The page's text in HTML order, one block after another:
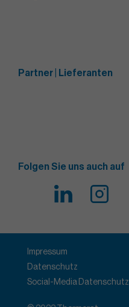
Partner | Lieferanten
Folgen Sie uns auch auf
Impressum
Datenschutz
Social-Media Datenschutz